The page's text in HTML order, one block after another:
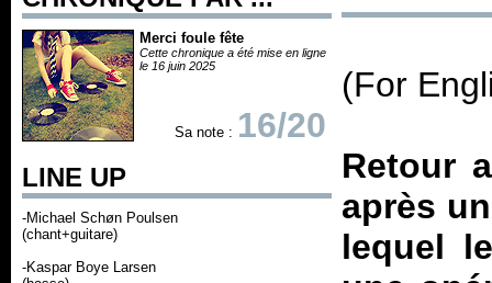
Merci foule fête
Cette chronique a été mise en ligne
le 16 juin 2025
Sa note : 16/20
LINE UP
-Michael Schøn Poulsen
(chant+guitare)
-Kaspar Boye Larsen
(For
Retour
après
lequel